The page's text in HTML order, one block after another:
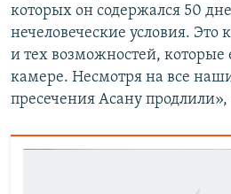
которых он содержался 50
нечеловеческие условия. Это
и тех возможностей, которые
камере. Несмотря на все
пресечения Асану